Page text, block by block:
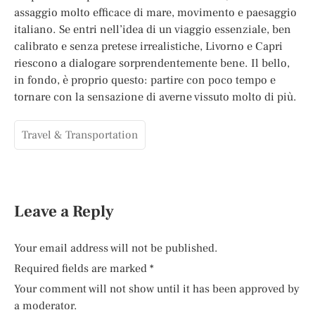
assaggio molto efficace di mare, movimento e paesaggio
italiano. Se entri nell’idea di un viaggio essenziale, ben
calibrato e senza pretese irrealistiche, Livorno e Capri
riescono a dialogare sorprendentemente bene. Il bello,
in fondo, è proprio questo: partire con poco tempo e
tornare con la sensazione di averne vissuto molto di più.
Travel & Transportation
Leave a Reply
Your email address will not be published.
Required fields are marked *
Your comment will not show until it has been approved by
a moderator.